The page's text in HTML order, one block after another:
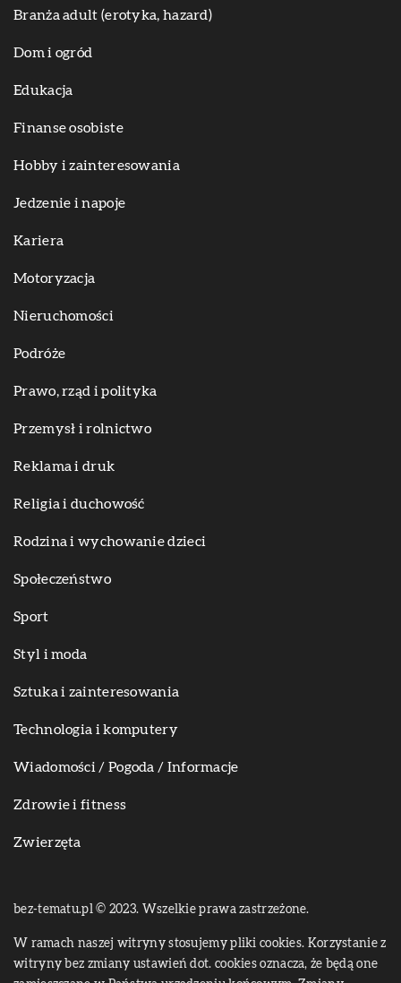
Branża adult (erotyka, hazard)
Dom i ogród
Edukacja
Finanse osobiste
Hobby i zainteresowania
Jedzenie i napoje
Kariera
Motoryzacja
Nieruchomości
Podróże
Prawo, rząd i polityka
Przemysł i rolnictwo
Reklama i druk
Religia i duchowość
Rodzina i wychowanie dzieci
Społeczeństwo
Sport
Styl i moda
Sztuka i zainteresowania
Technologia i komputery
Wiadomości / Pogoda / Informacje
Zdrowie i fitness
Zwierzęta
bez-tematu.pl © 2023. Wszelkie prawa zastrzeżone.
W ramach naszej witryny stosujemy pliki cookies. Korzystanie z
witryny bez zmiany ustawień dot. cookies oznacza, że będą one